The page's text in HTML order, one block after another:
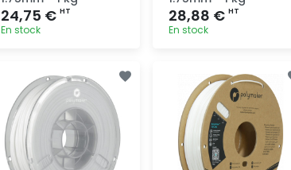
24,75 € HT
En stock
rapide
28,88 €HT
En stock
rapide